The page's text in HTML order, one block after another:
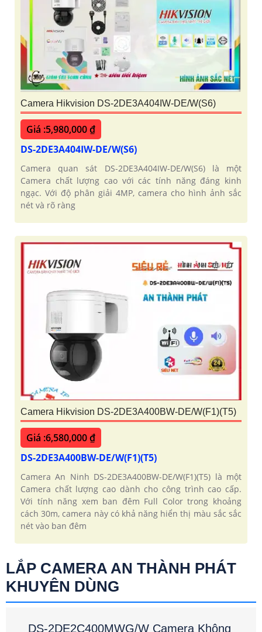
Camera Hikvision DS-2DE3A404IW-DE/W(S6)
Giá :5,980,000 ₫
DS-2DE3A404IW-DE/W(S6)
Camera quan sát DS-2DE3A404IW-DE/W(S6) là một
Camera chất lượng cao với các tính năng đáng kinh
ngạc. Với độ phân giải 4MP, camera cho hình ảnh sắc
nét và rõ ràng
Camera Hikvision DS-2DE3A400BW-DE/W(F1)(T5)
Giá :6,580,000 ₫
DS-2DE3A400BW-DE/W(F1)(T5)
Camera An Ninh DS-2DE3A400BW-DE/W(F1)(T5) là một
Camera chất lượng cao dành cho công trình cao cấp.
Với tính năng xem ban đêm Full Color trong khoảng
cách 30m, camera này có khả năng hiển thị màu sắc sắc
nét vào ban đêm
LẮP CAMERA AN THÀNH PHÁT
KHUYÊN DÙNG
DS-2DE2C400MWG/W Camera Không